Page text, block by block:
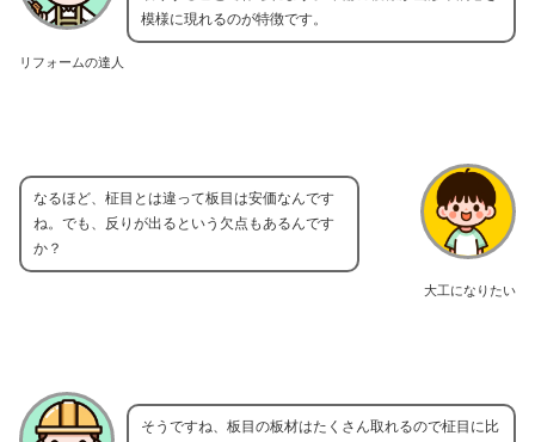
リフォームの達人
模様に現れるのが特徴です。
大工になりたい
なるほど、柾目とは違って板目は安価なんです
ね。でも、反りが出るという欠点もあるんです
か？
そうですね、板目の板材はたくさん取れるので柾目に比